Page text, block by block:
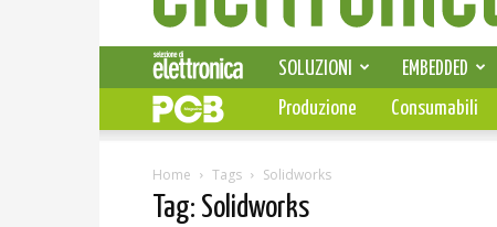
SOLUZIONI EMBEDDED
Produzione Consumabili
Home Tags Solidworks
Tag: Solidworks